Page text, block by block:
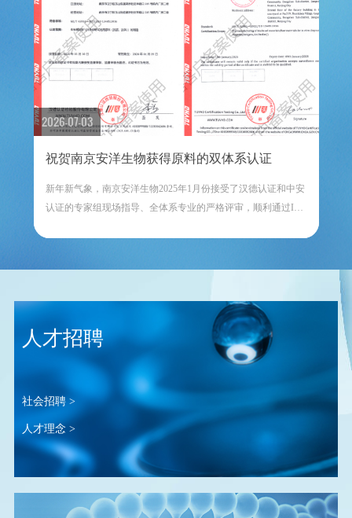
2026-07-03
祝贺南京安洋生物获得原料的双体系认证
新年新气象，南京安洋生物2025年1月份接受了汉德认证和中安
认证的专家组现场指导、全体系专业的严格评审，顺利通过ISO
人才招聘
社会招聘 >
人才理念 >